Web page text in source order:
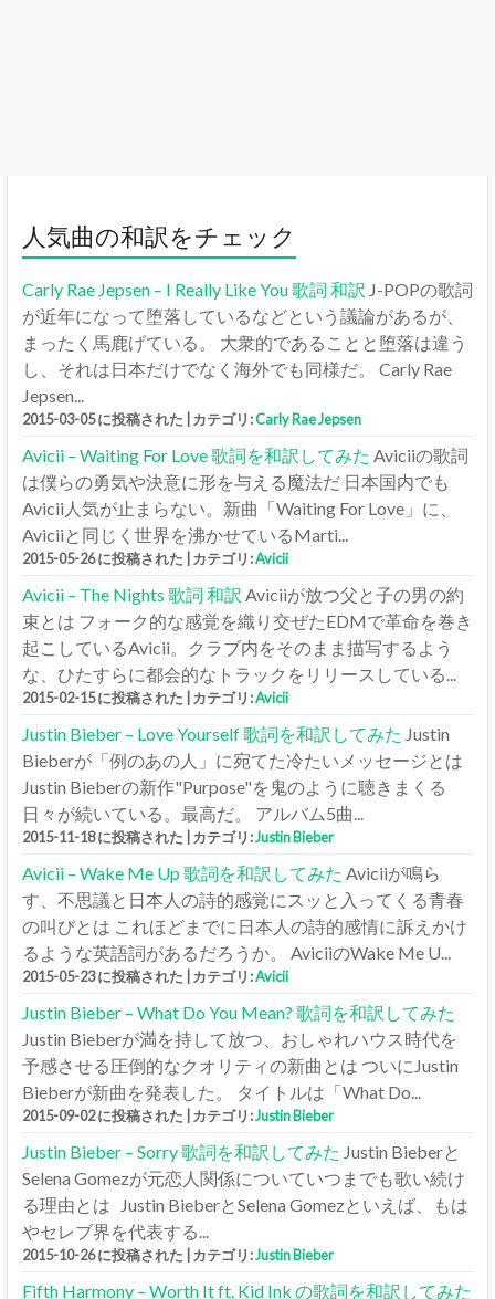
人気曲の和訳をチェック
Carly Rae Jepsen – I Really Like You 歌詞 和訳 J-POPの歌詞
が近年になって堕落しているなどという議論があるが、
まったく馬鹿げている。 大衆的であることと堕落は違う
し、それは日本だけでなく海外でも同様だ。 Carly Rae
Jepsen...
2015-03-05 に投稿された カテゴリ:Carly Rae Jepsen
Avicii – Waiting For Love 歌詞を和訳してみた Aviciiの歌詞
は僕らの勇気や決意に形を与える魔法だ 日本国内でも
Avicii人気が止まらない。新曲「Waiting For Love」に、
Aviciiと同じく世界を沸かせているMarti...
2015-05-26 に投稿された カテゴリ:Avicii
Avicii – The Nights 歌詞 和訳 Aviciiが放つ父と子の男の約
束とは フォーク的な感覚を織り交ぜたEDMで革命を巻き
起こしているAvicii。クラブ内をそのまま描写するよう
な、ひたすらに都会的なトラックをリリースしている...
2015-02-15 に投稿された カテゴリ:Avicii
Justin Bieber – Love Yourself 歌詞を和訳してみた Justin
Bieberが「例のあの人」に宛てた冷たいメッセージとは
Justin Bieberの新作"Purpose"を鬼のように聴きまくる
日々が続いている。最高だ。 アルバム5曲...
2015-11-18 に投稿された カテゴリ:Justin Bieber
Avicii – Wake Me Up 歌詞を和訳してみた Aviciiが鳴ら
す、不思議と日本人の詩的感覚にスッと入ってくる青春
の叫びとは これほどまでに日本人の詩的感情に訴えかけ
るような英語詞があるだろうか。 AviciiのWake Me U...
2015-05-23 に投稿された カテゴリ:Avicii
Justin Bieber – What Do You Mean? 歌詞を和訳してみた
Justin Bieberが満を持して放つ、おしゃれハウス時代を
予感させる圧倒的なクオリティの新曲とは ついにJustin
Bieberが新曲を発表した。 タイトルは「What Do...
2015-09-02 に投稿された カテゴリ:Justin Bieber
Justin Bieber – Sorry 歌詞を和訳してみた Justin Bieberと
Selena Gomezが元恋人関係についていつまでも歌い続け
る理由とは Justin BieberとSelena Gomezといえば、もは
やセレブ界を代表する...
2015-10-26 に投稿された カテゴリ:Justin Bieber
Fifth Harmony – Worth It ft. Kid Ink の歌詞を和訳してみた